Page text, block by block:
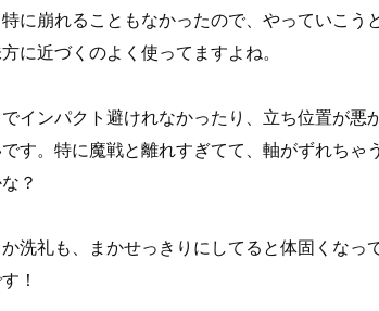
に崩れることもなかったので、やっていこう
に近づくのよく使ってますよね。
インパクト避けれなかったり、立ち位置が悪
す。特に魔戦と離れすぎてて、軸がずれちゃ
？
洗礼も、まかせっきりにしてると体固くなっ
！